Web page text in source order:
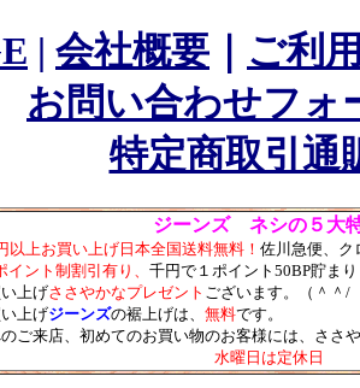
| 会社概要
ご利
お問い合わせフォ
特定商取引通
ジーンズ ネシの５大
以上お買い上げ日本全国送料無料！ 佐川急便、ク
イント制割引有り、 千円で１ポイント50BP貯ま
い上げささやかなプレゼント ございます。（＾
上げジーンズの裾上げは、 無料です。
ご来店、初めてのお買い物のお客様には、ささ
水曜日は定休日